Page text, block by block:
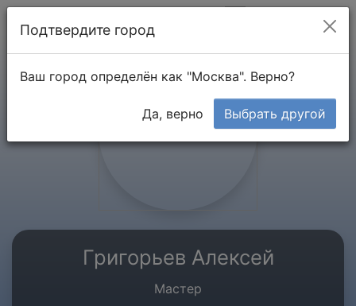
Григорьев Алексей
Мастер
Подтвердите город
Ваш город определён как "Москва". Верно?
Да, верно Выбрать другой